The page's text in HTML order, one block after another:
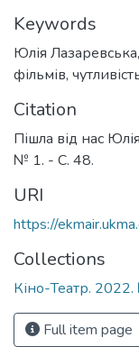
Keywords
Юлія Лазаревська,
фільмів,
Citation
Пішла від нас
№ 1. - С. 48.
URI
https://
Collections
Кіно-Театр.
Full item page